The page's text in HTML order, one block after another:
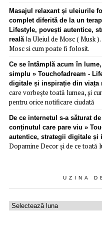
Masajul relaxant și uleiurile
complet diferită de la un
Lifestyle, povești autentice,
realălaUleiul de Mosc ( Musk
Mosc si cum poate fi folosit.
Ce se întâmplă acum în
simplu » Touchofadream -
digitale și inspirație din viața
care vorbește toată lumea, și
pentru orice notificare ciudată
De ce internetul s-a săturat
conținutul care pare viu »
autentice, strategii digitale și
Dopamine Decor și de ce toată
UZINA
Uzina